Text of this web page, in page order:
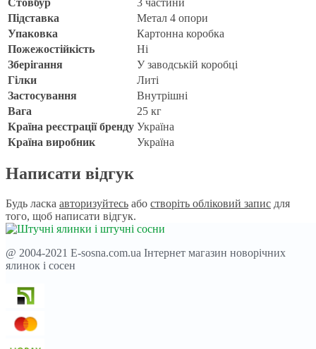
Підставка
Метал 4 опори
Упаковка
Картонна коробка
Пожежостійкість
Ні
Зберігання
У заводській коробці
Гілки
Литі
Застосування
Внутрішні
Вага
25 кг
Країна реєстрації бренду Україна
Країна виробник
Україна
Написати відгук
Будь ласка авторизуйтесь або створіть обліковий запис для
того, щоб написати відгук.
@ 2004-2021 E-sosna.com.ua Інтернет магазин новорічних
ялинок і сосен